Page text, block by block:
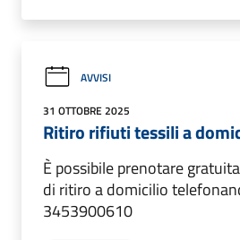
AVVISI
31 OTTOBRE 2025
Ritiro rifiuti tessili a
È possibile prenotare
di ritiro a domicilio
3453900610